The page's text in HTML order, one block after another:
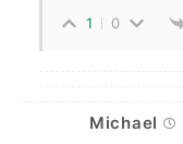
1 0
Michael